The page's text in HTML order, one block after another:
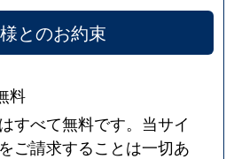
とのお約束
料
すべて無料です。当サイ
ご請求することは一切あ